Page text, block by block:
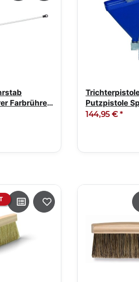
Farbrührer
Putzpistole
mit Trichter
144,95 €*